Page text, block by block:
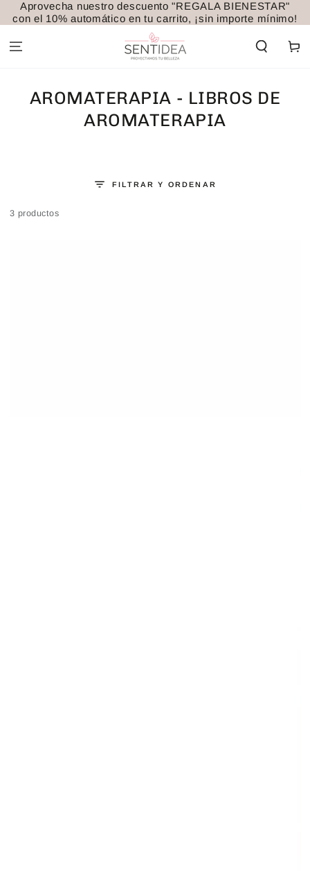
IR AL
CONTENIDO
Aprovecha nuestro descuento "REGALA BIENESTAR"
con el 10% automático en tu carrito, ¡sin importe mínimo!
Carrito
COLECCIÓN:
AROMATERAPIA - LIBROS DE
AROMATERAPIA
FILTRAR Y ORDENAR
3 productos